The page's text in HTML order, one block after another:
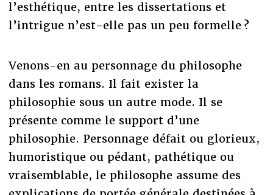
l’esthétique, entre les dissertations et
l’intrigue n’est-elle pas un peu formelle ?
Venons-en au personnage du philosophe
dans les romans. Il fait exister la
philosophie sous un autre mode. Il se
présente comme le support d’une
philosophie. Personnage défait ou glorieux,
humoristique ou pédant, pathétique ou
vraisemblable, le philosophe assume des